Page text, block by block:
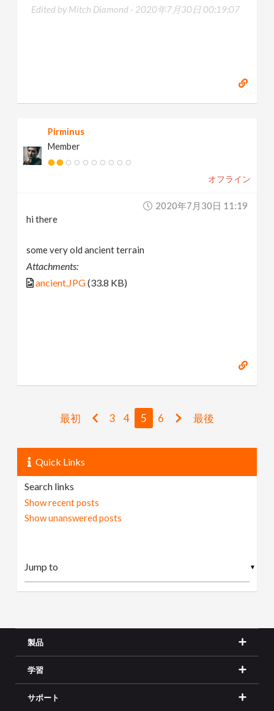
Edited by Mitch Diamond - 2020年7月30日 00:19:07
Pirminus
Member
オフライン
2020年7月30日 11:19
hi there
some very old ancient terrain
Attachments:
ancient.JPG(33.8 KB)
最初 3 4 5 6 最後
Quick Links
Search links
Show recent posts
Show unanswered posts
▼
製品
学習
サポート